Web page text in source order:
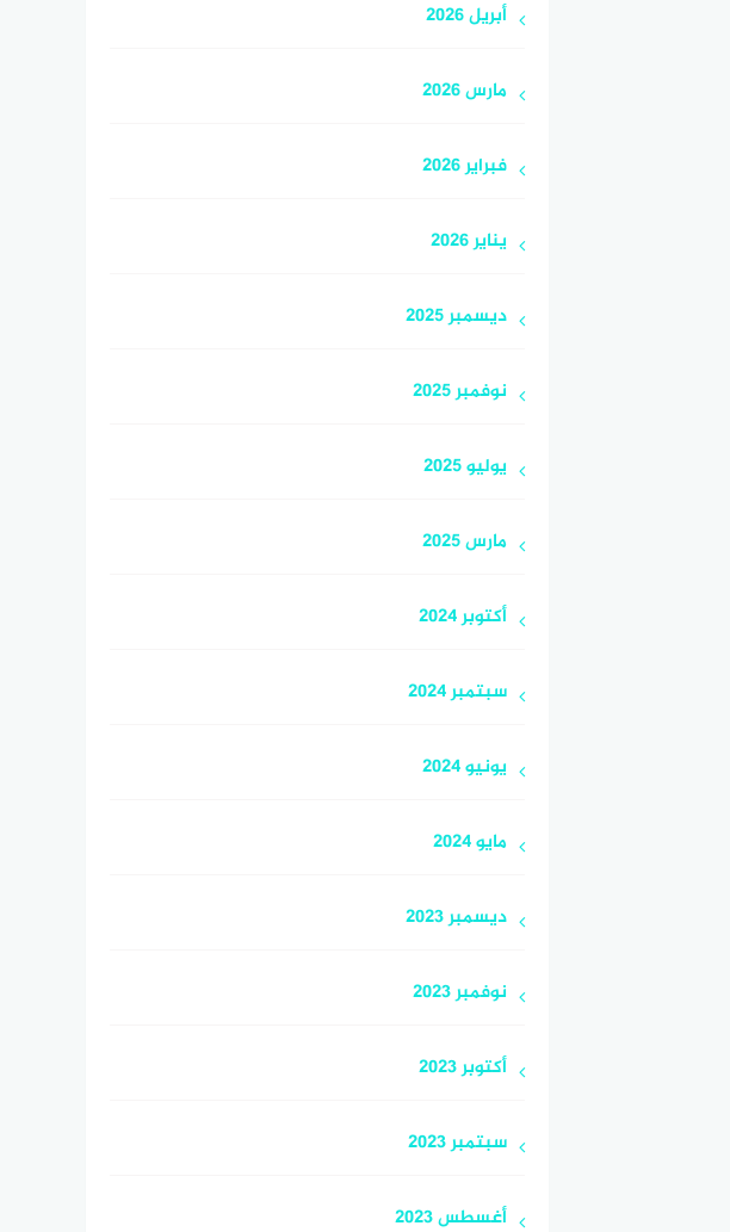
أبريل 2026
مارس 2026
فبراير 2026
يناير 2026
ديسمبر 2025
نوفمبر 2025
يوليو 2025
مارس 2025
أكتوبر 2024
سبتمبر 2024
يونيو 2024
مايو 2024
ديسمبر 2023
نوفمبر 2023
أكتوبر 2023
سبتمبر 2023
أغسطس 2023